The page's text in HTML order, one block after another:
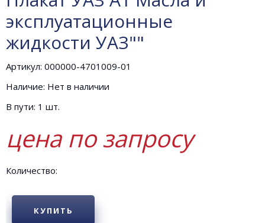
эксплуатационные
жидкости УАЗ""
Артикул: 000000-4701009-01
Наличие: Нет в наличии
В пути: 1 шт.
цена по запросу
Количество:
КУПИТЬ